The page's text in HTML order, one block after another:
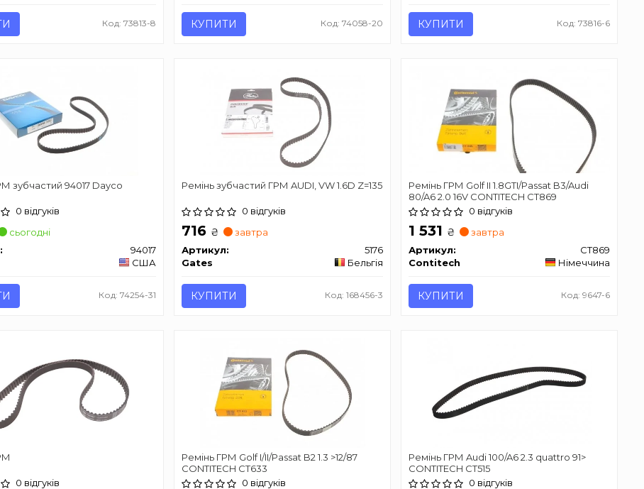
Код: 73813-8 КУПИТИ Код: 74058-20 КУПИТИ Код: 73816-6
зубчастий 94017 Dayco
0 відгуків
сьогодні
94017
США
Код: 74254-31
Ремінь зубчастий ГРМ AUDI, VW 1.6D Z=135
0 відгуків
716 ₴
завтра
Артикул:
5176
Gates
Бельгія
КУПИТИ Код: 168456-3
Ремінь ГРМ Golf II 1.8GTI/Passat B3/Audi
80/A6 2.0 16V CONTITECH CT869
0 відгуків
1 531 ₴
завтра
Артикул:
CT869
Contitech
Німеччина
КУПИТИ Код: 9647-6
0 відгуків
Ремінь ГРМ Golf I/II/Passat B2 1.3 >12/87
CONTITECH CT633
0 відгуків
Ремінь ГРМ Audi 100/A6 2.3 quattro 91>
CONTITECH CT515
0 відгуків